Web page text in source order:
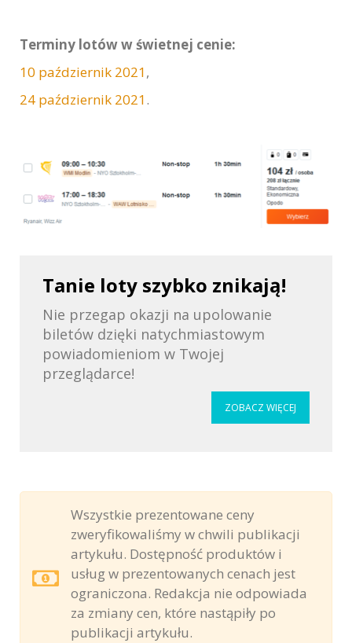
Terminy lotów w świetnej cenie:
10 październik 2021,
24 październik 2021.
Tanie loty szybko znikają!
Nie przegap okazji na upolowanie
biletów dzięki natychmiastowym
powiadomieniom w Twojej
przeglądarce!
ZOBACZ WIĘCEJ
Wszystkie prezentowane ceny
zweryfikowaliśmy w chwili publikacji
artykułu. Dostępność produktów i
usług w prezentowanych cenach jest
ograniczona. Redakcja nie odpowiada
za zmiany cen, które nastąpiły po
publikacji artykułu.